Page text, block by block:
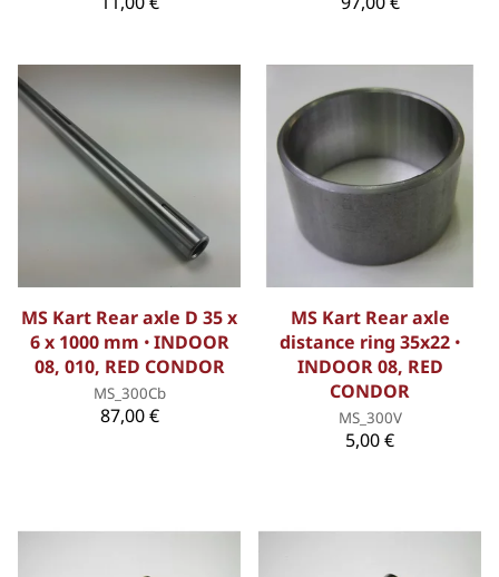
MS Kart Rear axle D 35 x
6 x 1000 mm ꞏ INDOOR
08, 010, RED CONDOR
MS_300Cb
87,00 €
MS Kart Rear axle
distance ring 35x22 ꞏ
INDOOR 08, RED
CONDOR
MS_300V
5,00 €